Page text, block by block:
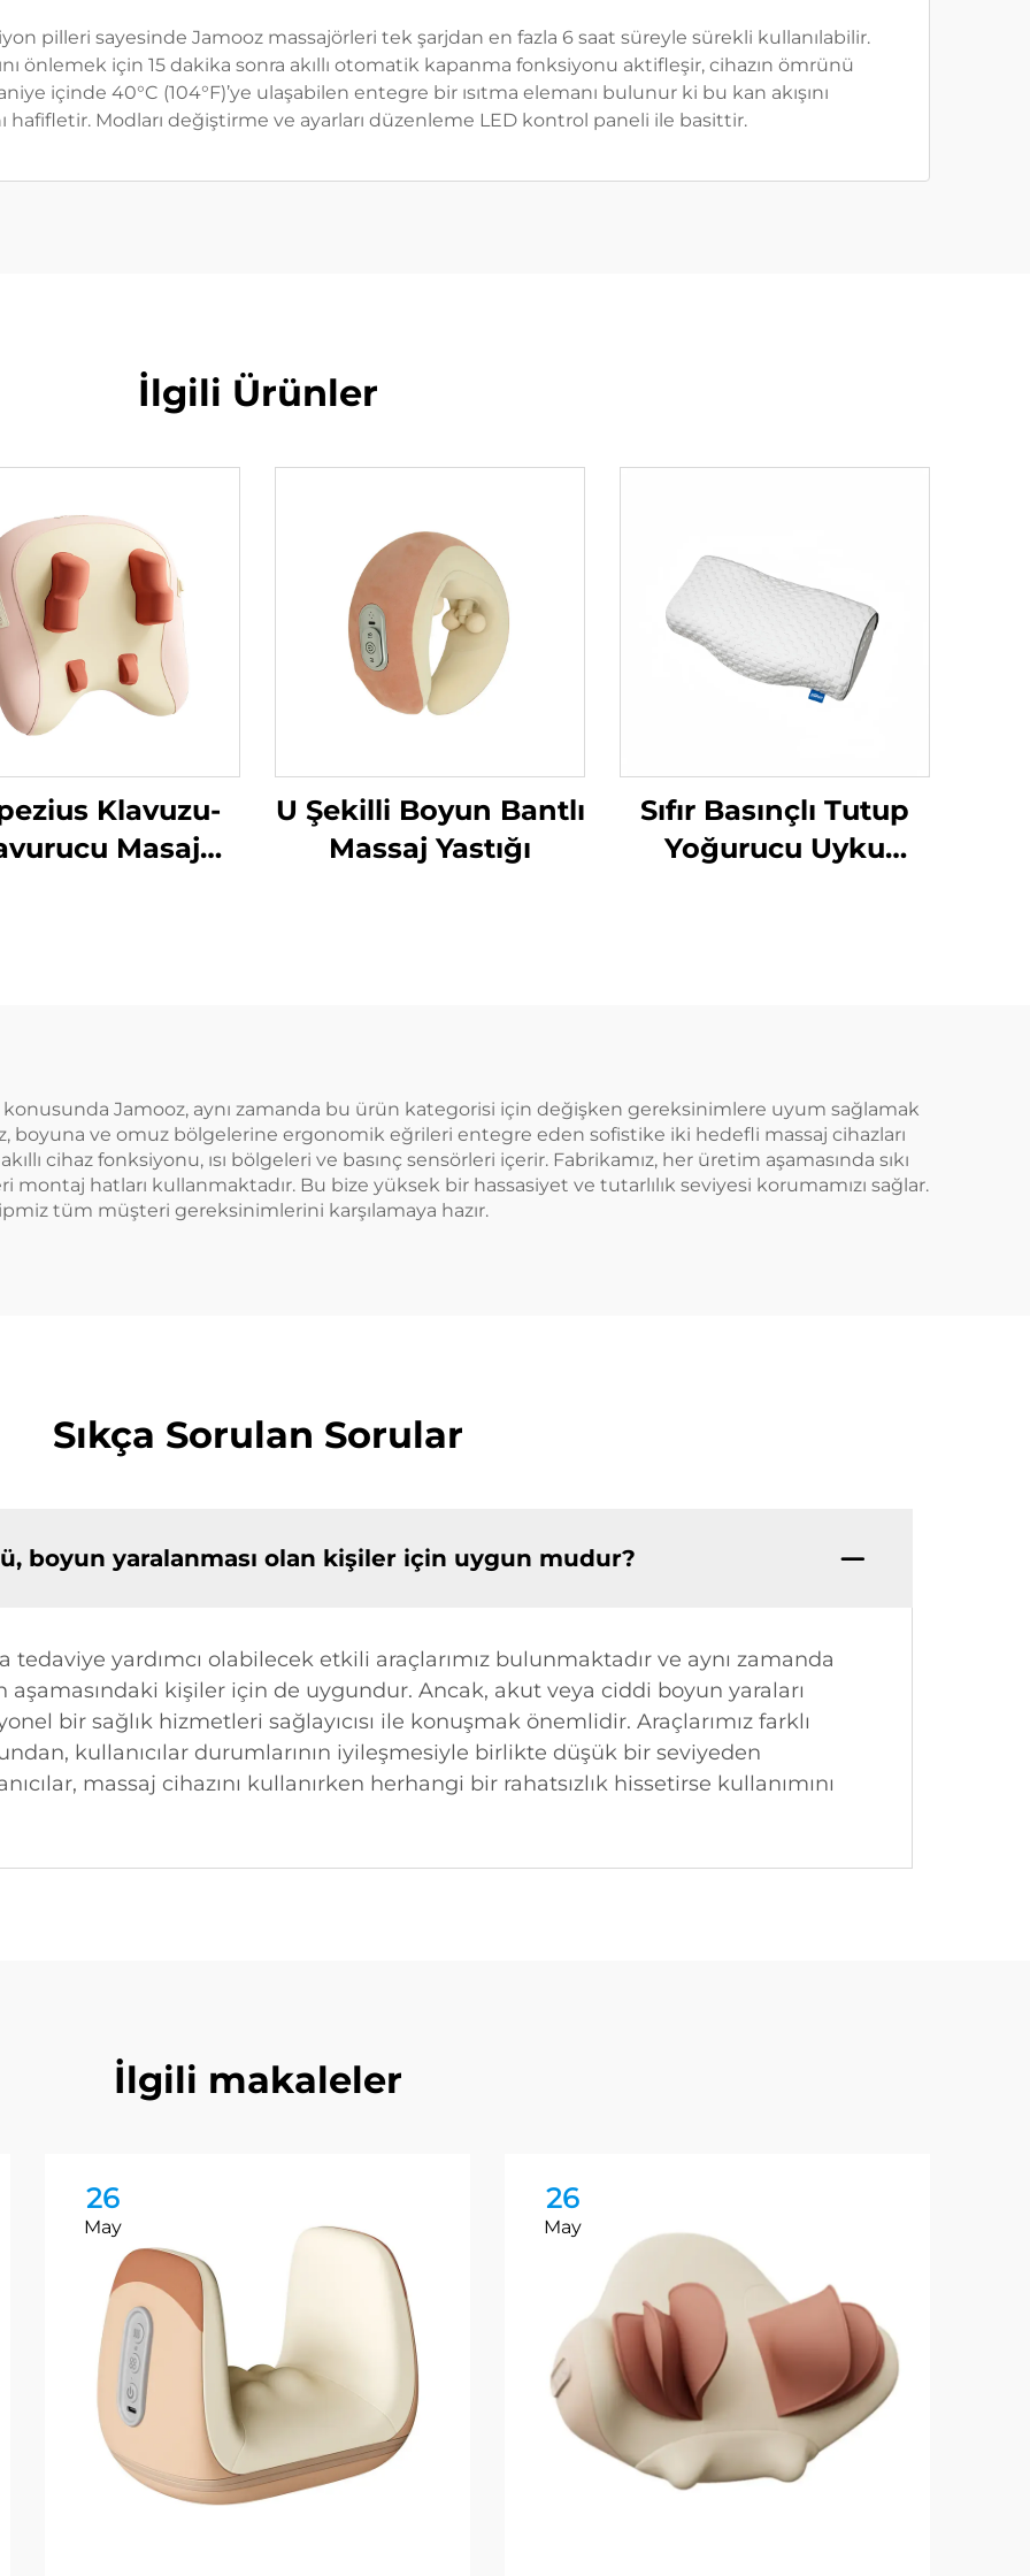
pilleri sayesinde Jamooz massajörleri tek şarjdan en fazla 6 saat süreyle sürekli kullanılabilir.
önlemek için 15 dakika sonra akıllı otomatik kapanma fonksiyonu aktifleşir, cihazın ömrünü
içinde 40°C (104°F)’ye ulaşabilen entegre bir ısıtma elemanı bulunur ki bu kan akışını
hafifletir. Modları değiştirme ve ayarları düzenleme LED kontrol paneli ile basittir.
İlgili Ürünler
Klavuzu-
Masaj
U Şekilli Boyun Bantlı
Massaj Yastığı
Sıfır Basınçlı Tutup
Yoğurucu Uyku
Jamooz, aynı zamanda bu ürün kategorisi için değişken gereksinimlere uyum sağlamak
boyuna ve omuz bölgelerine ergonomik eğrileri entegre eden sofistike iki hedefli massaj cihazları
cihaz fonksiyonu, ısı bölgeleri ve basınç sensörleri içerir. Fabrikamız, her üretim aşamasında sıkı
hatları kullanmaktadır. Bu bize yüksek bir hassasiyet ve tutarlılık seviyesi korumamızı sağlar.
tüm müşteri gereksinimlerini karşılamaya hazır.
Sıkça Sorulan Sorular
boyun yaralanması olan kişiler için uygun mudur?
yardımcı olabilecek etkili araçlarımız bulunmaktadır ve aynı zamanda
kişiler için de uygundur. Ancak, akut veya ciddi boyun yaraları
bir sağlık hizmetleri sağlayıcısı ile konuşmak önemlidir. Araçlarımız farklı
kullanıcılar durumlarının iyileşmesiyle birlikte düşük bir seviyeden
massaj cihazını kullanırken herhangi bir rahatsızlık hissetirse kullanımını
İlgili makaleler
26
May
26
May